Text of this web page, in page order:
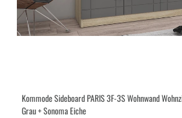
Kommode Sideboard PARIS 3F-3S Wohnwand
Grau + Sonoma Eiche